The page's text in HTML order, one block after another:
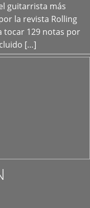
guitarrista más
la revista Rolling
tocar 129 notas por
[…]